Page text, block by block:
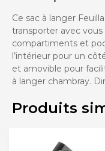
Ce sac à langer
transporter avec vous
compartiments et
l’intérieur pour un
et amovible pour
à langer chambray.
Produits